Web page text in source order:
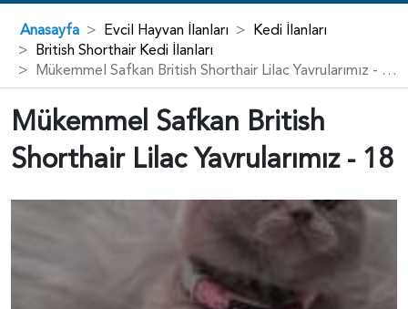
Anasayfa Evcil Hayvan İlanları
Kedi İlanları
British Shorthair Kedi İlanları
Mükemmel Safkan British Shorthair Lilac Yavrularımız - 18
Mükemmel Safkan British
Shorthair Lilac Yavrularımız - 18